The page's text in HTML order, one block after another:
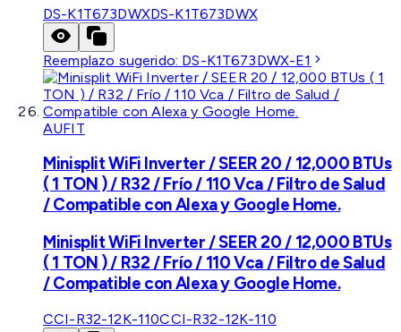
DS-K1T673DWXDS-K1T673DWX
Reemplazo sugerido: DS-K1T673DWX-E1
AUFIT
Minisplit WiFi Inverter / SEER 20 / 12,000 BTUs
( 1 TON ) / R32 / Frío / 110 Vca / Filtro de Salud
/ Compatible con Alexa y Google Home.
Minisplit WiFi Inverter / SEER 20 / 12,000 BTUs
( 1 TON ) / R32 / Frío / 110 Vca / Filtro de Salud
/ Compatible con Alexa y Google Home.
CCI-R32-12K-110CCI-R32-12K-110